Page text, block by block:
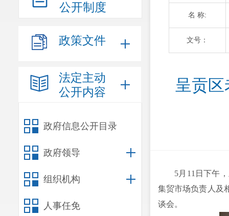
公开制度
政策文件
法定主动
公开内容
政府信息公开目录
政府领导
组织机构
人事任免
名 称:
文号：
呈贡
5月11日下午
集贸市场负责人及
谈会。